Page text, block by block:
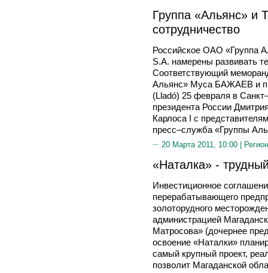
Группа «Альянс» и
сотрудничество
Российское ОАО «Группа
S.A. намерены развивать
Соответствующий
Альянс» Муса БАЖАЕВ и
(Lladó) 25 февраля в
президента России
Карлоса I с
пресс–служба «Группы
20 Марта 2011, 10:00 |
«Наталка» -
Инвестиционное
перерабатывающего
золоторудного
администрацией
Матросова» (дочернее
освоение «Наталки»
самый крупный проект,
позволит Магаданской